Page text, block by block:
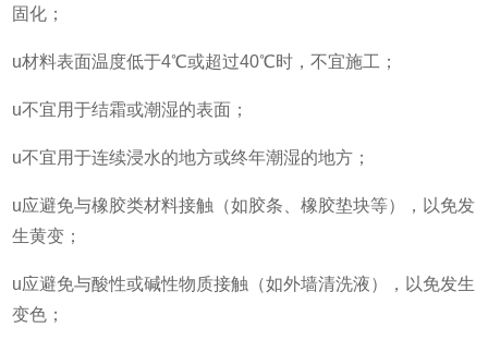
固化；
u材料表面温度低于4℃或超过40℃时，不宜施工；
u不宜用于结霜或潮湿的表面；
u不宜用于连续浸水的地方或终年潮湿的地方；
u应避免与橡胶类材料接触（如胶条、橡胶垫块等），以免发
生黄变；
u应避免与酸性或碱性物质接触（如外墙清洗液），以免发生
变色；